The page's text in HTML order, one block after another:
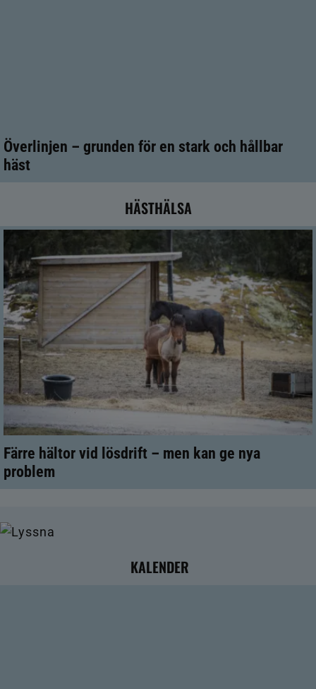
Överlinjen – grunden för en stark och hållbar
häst
HÄSTHÄLSA
Färre hältor vid lösdrift – men kan ge nya
problem
KALENDER